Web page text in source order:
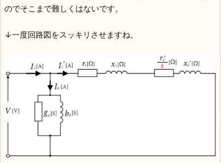
のでそこまで難しくはないです。
↓一度回路図をスッキリさせますね。